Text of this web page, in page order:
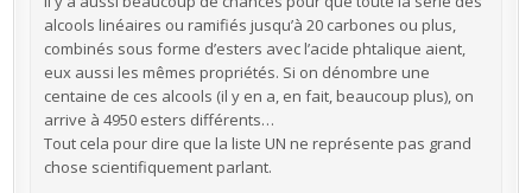
alcools linéaires ou ramifiés jusqu’à 20 carbones ou plus,
combinés sous forme d’esters avec l’acide phtalique aient,
eux aussi les mêmes propriétés. Si on dénombre une
centaine de ces alcools (il y en a, en fait, beaucoup plus), on
arrive à 4950 esters différents…
Tout cela pour dire que la liste UN ne représente pas grand
chose scientifiquement parlant.